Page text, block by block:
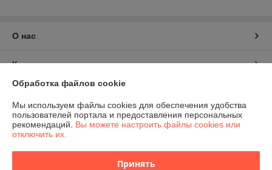
О нас
Контакты
График работы
Полная версия сайта
Обработка файлов cookie
Мы используем файлы cookies для обеспечения удобства
пользователей портала и предоставления персональных
рекомендаций. Вы можете настроить файлы cookies или
отключить их.
Принять